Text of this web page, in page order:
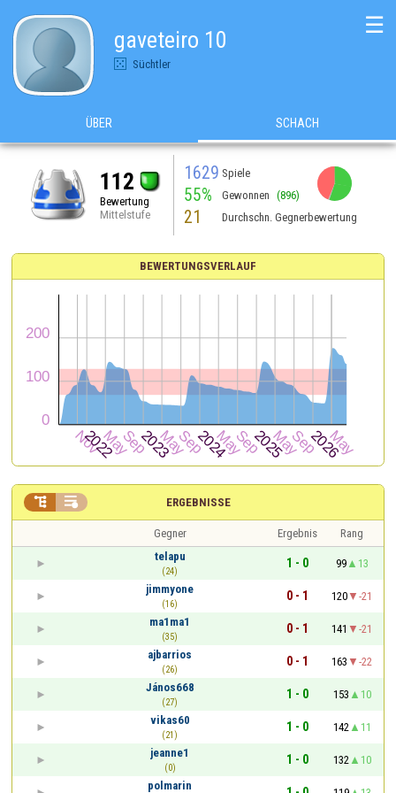
gaveteiro 10
Süchtler
☰
ÜBER SCHACH
112
Bewertung
Mittelstufe
1629 Spiele
55% Gewonnen (896)
21 Durchschn. Gegnerbewertung
BEWERTUNGSVERLAUF
ERGEBNISSE
 
Gegner Ergebnis
Rang
telapu
(24)
1 - 0 99
13
jimmyone
(16)
0 - 1 120
-21
ma1ma1
(35)
0 - 1 141
-21
ajbarrios
(26)
0 - 1 163
-22
János668
(27)
1 - 0 153
10
vikas60
(21)
1 - 0 142
11
jeanne1
(0)
1 - 0 132
10
polmarin